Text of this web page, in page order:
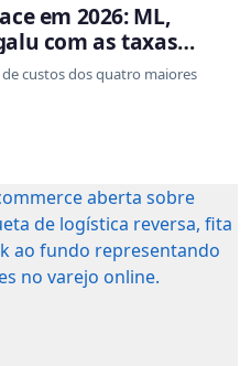
em 2026: ML,
com as taxas
custos dos quatro maiores